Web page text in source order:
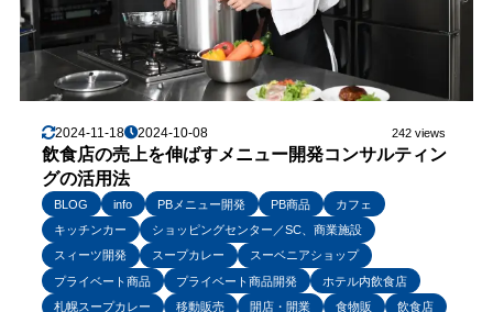
2024-11-18 2024-10-08 242 views
飲食店の売上を伸ばすメニュー開発コンサルティン
グの活用法
BLOG info PBメニュー開発 PB商品
カフェ
キッチンカー
ショッピングセンター／SC、商業施設
スィーツ開発
スープカレー
スーベニアショップ
プライベート商品
プライベート商品開発
ホテル内飲食店
札幌スープカレー
移動販売 開店・開業 食物販
飲食店